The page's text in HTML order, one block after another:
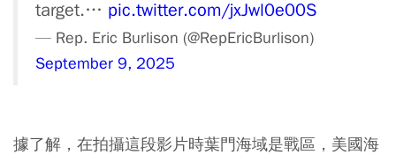
target.… pic.twitter.com/jxJwl0e00S
— Rep. Eric Burlison (@RepEricBurlison)
September 9, 2025
據了解，在拍攝這段影片時葉門海域是戰區，美國海